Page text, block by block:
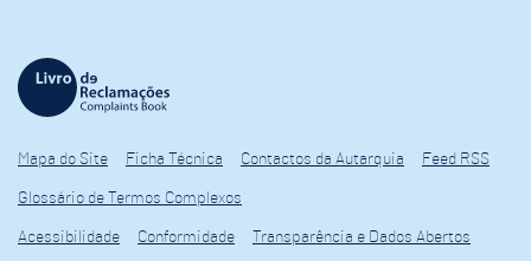
Mapa do Site Ficha Técnica Contactos da Autarquia Feed RSS
Glossário de Termos Complexos
Acessibilidade Conformidade Transparência e Dados Abertos